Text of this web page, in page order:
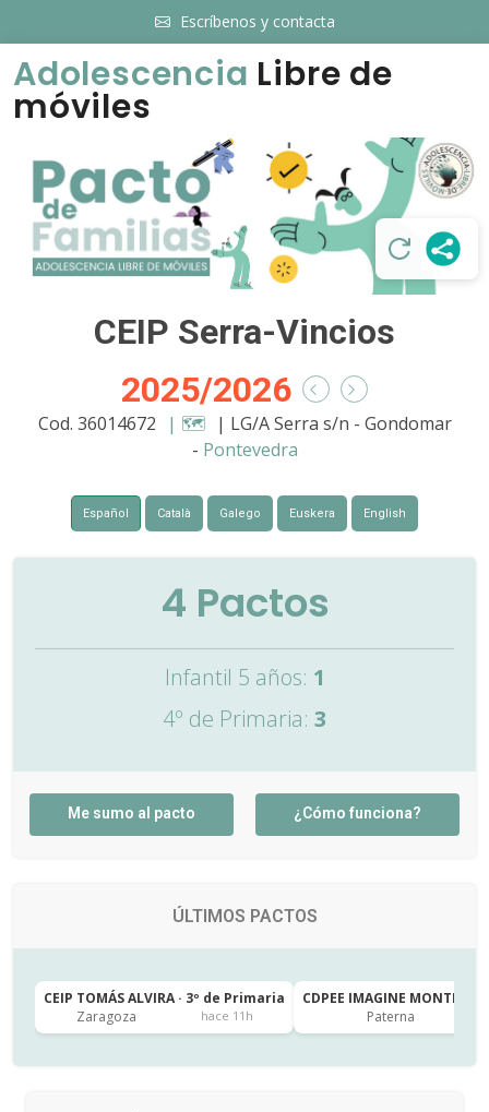
Escríbenos y contacta
Adolescencia Libre de
móviles
CEIP Serra-Vincios
2025/2026
Cod. 36014672 | 🗺️ | LG/A Serra s/n - Gondomar
- Pontevedra
Español Català Galego Euskera English
4 Pactos
Infantil 5 años: 1
4º de Primaria: 3
Me sumo al pacto ¿Cómo funciona?
ÚLTIMOS PACTOS
CEIP TOMÁS ALVIRA · 3º de Primaria
Zaragoza
hace 11h
CDPEE IMAGINE
Paterna